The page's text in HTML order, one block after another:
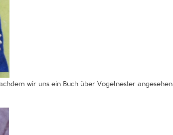
wir uns ein Buch über Vogelnester angesehen